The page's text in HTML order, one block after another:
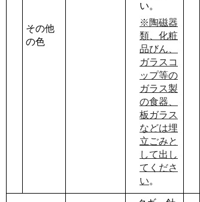
い。
※陶磁器
類、化粧
品びん、
ガラスコ
ップ等の
ガラス製
の食器、
板ガラス
などは埋
立ごみと
して出し
てくださ
い。
その他
の色